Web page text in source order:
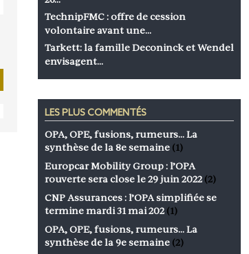
TechnipFMC : offre de cession
volontaire avant une…
Tarkett: la famille Deconinck et Wendel
envisagent…
LES PLUS COMMENTÉS
OPA, OPE, fusions, rumeurs… La
synthèse de la 8e semaine (1)
Europcar Mobility Group : l’OPA
rouverte sera close le 29 juin 2022 (2)
CNP Assurances : l’OPA simplifiée se
termine mardi 31 mai 202 (1)
OPA, OPE, fusions, rumeurs… La
synthèse de la 9e semaine (2)